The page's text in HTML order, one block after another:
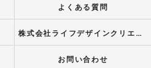
よくある質問
株式会社ライフデザインクリエイト
お問い合わせ